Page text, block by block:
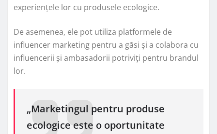
experiențele lor cu produsele ecologice.
De asemenea, ele pot utiliza platformele de
influencer marketing pentru a găsi și a colabora cu
influencerii și ambasadorii potriviți pentru brandul
lor.
„Marketingul pentru produse
ecologice este o oportunitate